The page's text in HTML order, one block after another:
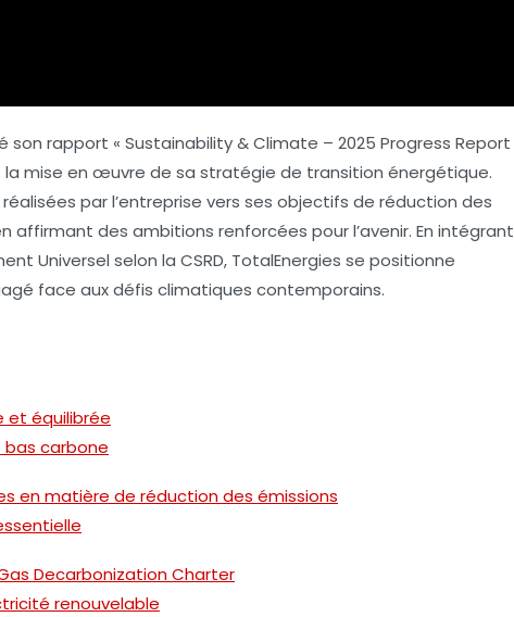
son rapport « Sustainability & Climate – 2025 Progress Report
mise en œuvre de sa stratégie de transition énergétique.
par l’entreprise vers ses objectifs de réduction des
affirmant des ambitions renforcées pour l’avenir. En intégrant
Universel selon la CSRD, TotalEnergies se positionne
face aux défis climatiques contemporains.
et équilibrée
bas carbone
en matière de réduction des émissions
Decarbonization Charter
renouvelable